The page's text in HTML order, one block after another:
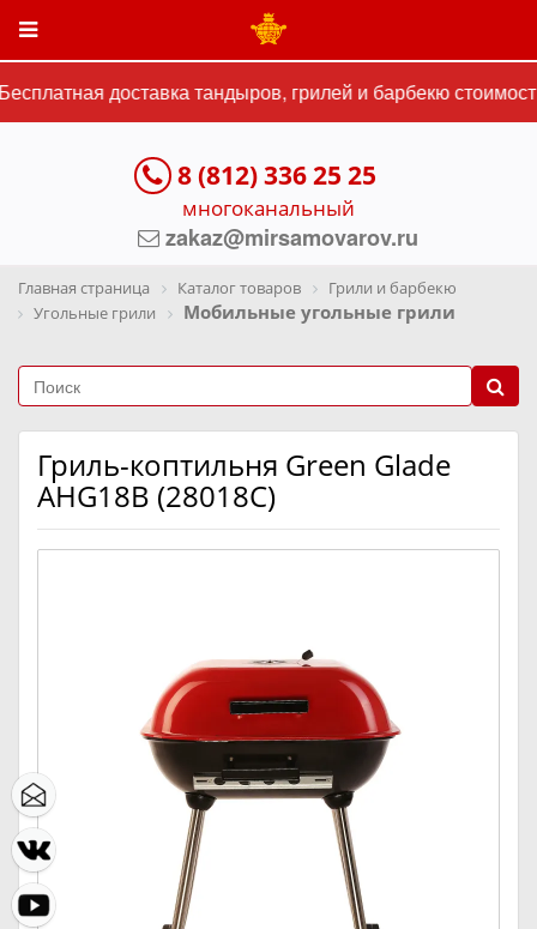
доставка тандыров, грилей и барбекю
8 (812) 336 25 25
многоканальный
zakaz@mirsamovarov.ru
Главная страница Каталог товаров
Грили и барбекю
Угольные грили
Мобильные угольные грили
Гриль-коптильня Green Glade
AHG18B (28018C)